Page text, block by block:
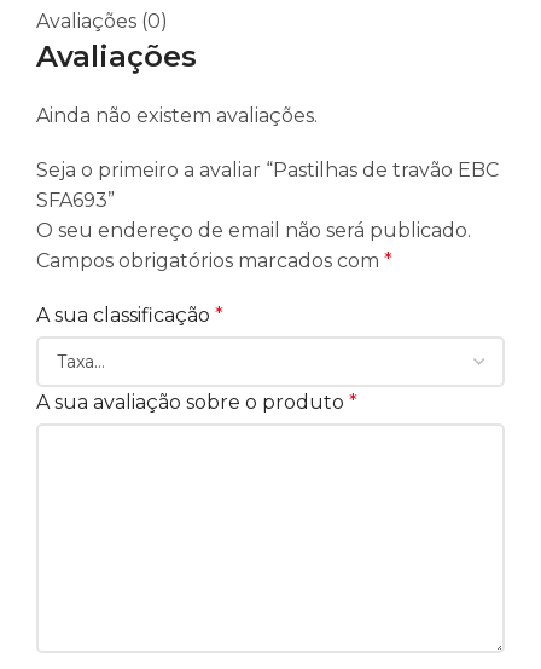
Avaliações (0)
Avaliações
Ainda não existem avaliações.
Seja o primeiro a avaliar “Pastilhas de travão EBC
SFA693”
O seu endereço de email não será publicado.
Campos obrigatórios marcados com *
A sua classificação *
A sua avaliação sobre o produto *